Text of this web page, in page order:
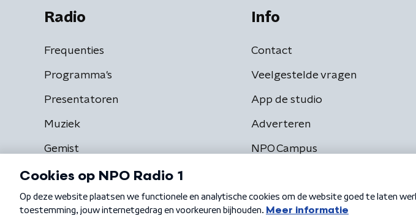
Radio
Frequenties
Programma's
Presentatoren
Muziek
Gemist
Info
Contact
Veelgestelde vragen
App de studio
Adverteren
NPO Campus